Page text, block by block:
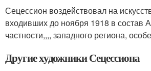
Сецессион воздействовал на
входивших до ноября 1918 в состав
частности,,,, западного региона,
Другие художники Сецессиона